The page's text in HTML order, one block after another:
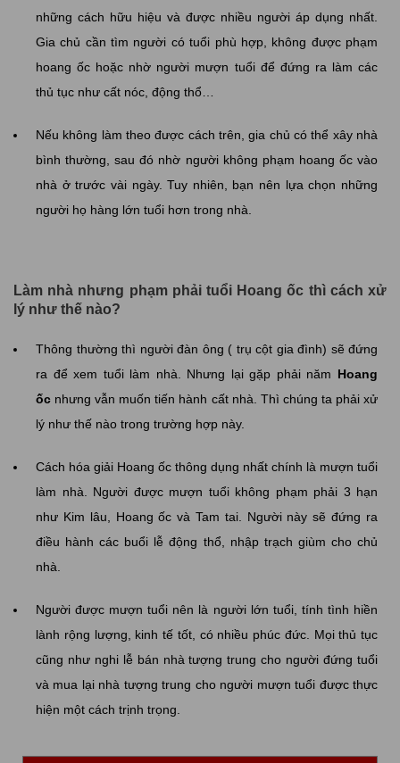
những cách hữu hiệu và được nhiều người áp dụng nhất.
Gia chủ cần tìm người có tuổi phù hợp, không được phạm
hoang ốc hoặc nhờ người mượn tuổi để đứng ra làm các
thủ tục như cất nóc, động thổ…
Nếu không làm theo được cách trên, gia chủ có thể xây nhà
bình thường, sau đó nhờ người không phạm hoang ốc vào
nhà ở trước vài ngày. Tuy nhiên, bạn nên lựa chọn những
người họ hàng lớn tuổi hơn trong nhà.
Làm nhà nhưng phạm phải tuổi Hoang ốc thì cách xử
lý như thế nào?
Thông thường thì người đàn ông ( trụ cột gia đình) sẽ đứng
ra để xem tuổi làm nhà. Nhưng lại gặp phải năm Hoang
ốc nhưng vẫn muốn tiến hành cất nhà. Thì chúng ta phải xử
lý như thế nào trong trường hợp này.
Cách hóa giải Hoang ốc thông dụng nhất chính là mượn tuổi
làm nhà. Người được mượn tuổi không phạm phải 3 hạn
như Kim lâu, Hoang ốc và Tam tai. Người này sẽ đứng ra
điều hành các buổi lễ động thổ, nhập trạch giùm cho chủ
nhà.
Người được mượn tuổi nên là người lớn tuổi, tính tình hiền
lành rộng lượng, kinh tế tốt, có nhiều phúc đức. Mọi thủ tục
cũng như nghi lễ bán nhà tượng trung cho người đứng tuổi
và mua lại nhà tượng trung cho người mượn tuổi được thực
hiện một cách trịnh trọng.